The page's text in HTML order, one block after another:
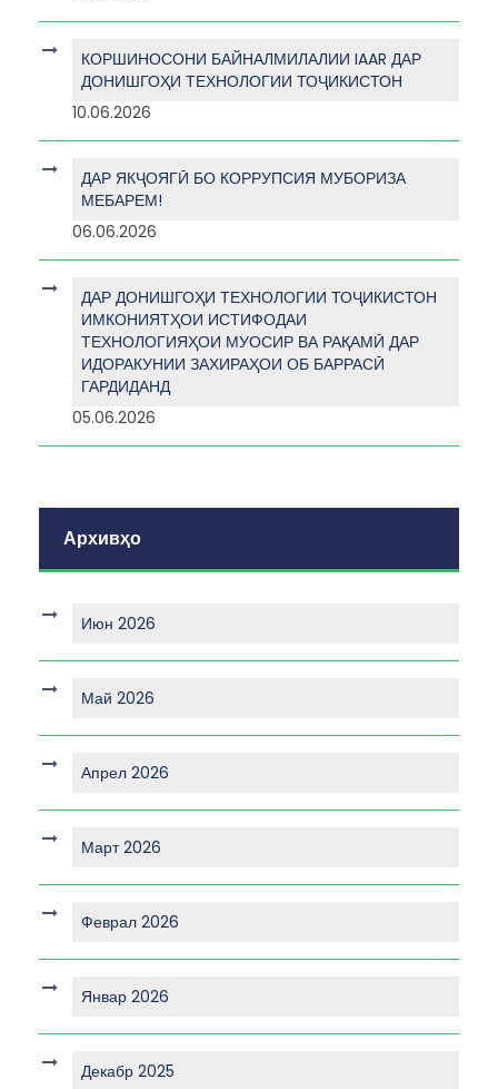
КОРШИНОСОНИ БАЙНАЛМИЛАЛИИ IAAR ДАР
ДОНИШГОҲИ ТЕХНОЛОГИИ ТОҶИКИСТОН
10.06.2026
ДАР ЯКҶОЯГӢ БО КОРРУПСИЯ МУБОРИЗА
МЕБАРЕМ!
06.06.2026
ДАР ДОНИШГОҲИ ТЕХНОЛОГИИ ТОҶИКИСТОН
ИМКОНИЯТҲОИ ИСТИФОДАИ
ТЕХНОЛОГИЯҲОИ МУОСИР ВА РАҚАМӢ ДАР
ИДОРАКУНИИ ЗАХИРАҲОИ ОБ БАРРАСӢ
ГАРДИДАНД
05.06.2026
Архивҳо
Июн 2026
Май 2026
Апрел 2026
Март 2026
Феврал 2026
Январ 2026
Декабр 2025